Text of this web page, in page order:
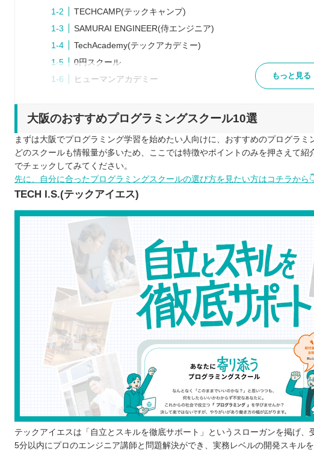
TECHCAMP(テックキャンプ)
SAMURAI ENGINEER(侍エンジニア)
TechAcademy(テックアカデミー)
0円スクール
ヒューマンアカデミー
KENスクール
パソコン教室アビバ
noa
プログラミングスクールを選ぶ5つのポイント
1)自分の目的に合っているか
4)就職・転職のサポート体制は万全か
5)料金や規約は適切か
プログラミングスクールで学習するメリット
効率のよいプログラミング学習ができる
自力では理解しにくいところを質問できる
ポートフォリオを制作できる
エンジニアに必要なスキルが幅広く学べる
プログラミングスクールで学ぶ際の注意点
プログラムを学ぶ目的を明確にする
継続して学習できるかよく検討する
無料体験などで学びやすいか確認する
大阪で自分に合ったプログラミングスクールを選ぼう！
もっと見る
大阪のおすすめプログラミングスクール10選
まずは大阪でプログラミング学習を始めたい人向けに、おすすめのプログラミ
どのスクールも情報量が多いため、ここでは特徴やポイントのみを押さえて
でチェックしてみてください。
先に、自分に合ったプログラミングスクールの選び方を見たい方はコチラから
TECH I.S.(テックアイエス)
テックアイエスは「自立とスキルを徹底サポート」というスローガンを掲げ、
5分以内にプロのエンジニア講師と問題解決ができ、実務レベルの開発スキルを